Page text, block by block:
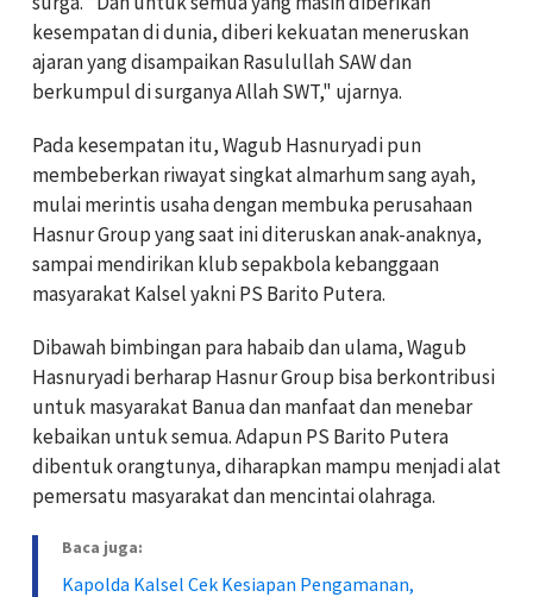
kesempatan di dunia, diberi kekuatan meneruskan
ajaran yang disampaikan Rasulullah SAW dan
berkumpul di surganya Allah SWT," ujarnya.
Pada kesempatan itu, Wagub Hasnuryadi pun
membeberkan riwayat singkat almarhum sang ayah,
mulai merintis usaha dengan membuka perusahaan
Hasnur Group yang saat ini diteruskan anak-anaknya,
sampai mendirikan klub sepakbola kebanggaan
masyarakat Kalsel yakni PS Barito Putera.
Dibawah bimbingan para habaib dan ulama, Wagub
Hasnuryadi berharap Hasnur Group bisa berkontribusi
untuk masyarakat Banua dan manfaat dan menebar
kebaikan untuk semua. Adapun PS Barito Putera
dibentuk orangtunya, diharapkan mampu menjadi alat
pemersatu masyarakat dan mencintai olahraga.
Baca juga:
Kapolda Kalsel Cek Kesiapan Pengamanan,